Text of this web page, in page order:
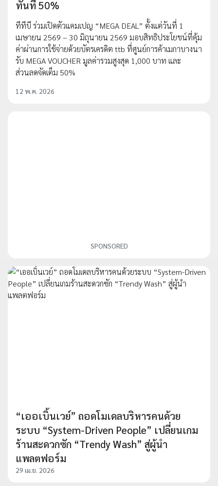
ทันที 50%
ทีทีบี ร่วมเปิดตัวแคมเปญ “MEGA DEAL” ตั้งแต่วันที่ 1
เมษายน 2569 – 30 มิถุนายน 2569 มอบสิทธิประโยชน์ที่คุ้ม
ค่าผ่านการใช้จ่ายด้วยบัตรเครดิต ttb ที่ศูนย์การค้าเมกาบางนา
รับ MEGA VOUCHER มูลค่ารวมสูงสุด 1,000 บาท และ
ส่วนลดจัดเต็ม 50%
12 พ.ค. 2026
SPONSORED
“เออเบิ้นเวย์” ถอดโมเดลบริหารคนด้วย
ระบบ “System-Driven People” เปลี่ยนเกม
ร้านสะดวกซัก “Trendy Wash” สู่ผู้นำ
แพลตฟอร์ม
29 เม.ย. 2026